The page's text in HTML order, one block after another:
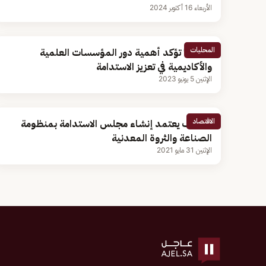
الأربعاء 16 أكتوبر 2024
المحليات
"البيئة" تؤكد أهمية دور المؤسسات العلمية
والأكاديمية في تعزيز الاستدامة
الإثنين 5 يونيو 2023
الاقتصاد
الخريف يعتمد إنشاء مجلس الاستدامة بمنظومة
الصناعة والثروة المعدنية
الإثنين 31 مايو 2021